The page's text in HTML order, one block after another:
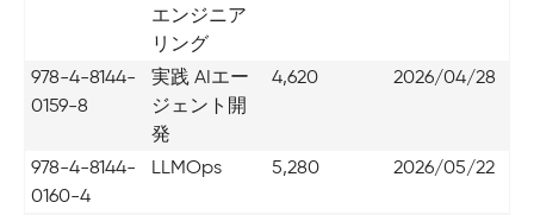
エンジニア
リング
978-4-8144-
0159-8
実践 AIエー
ジェント開
発
4,620 2026/04/28
978-4-8144-
0160-4
LLMOps 5,280 2026/05/22